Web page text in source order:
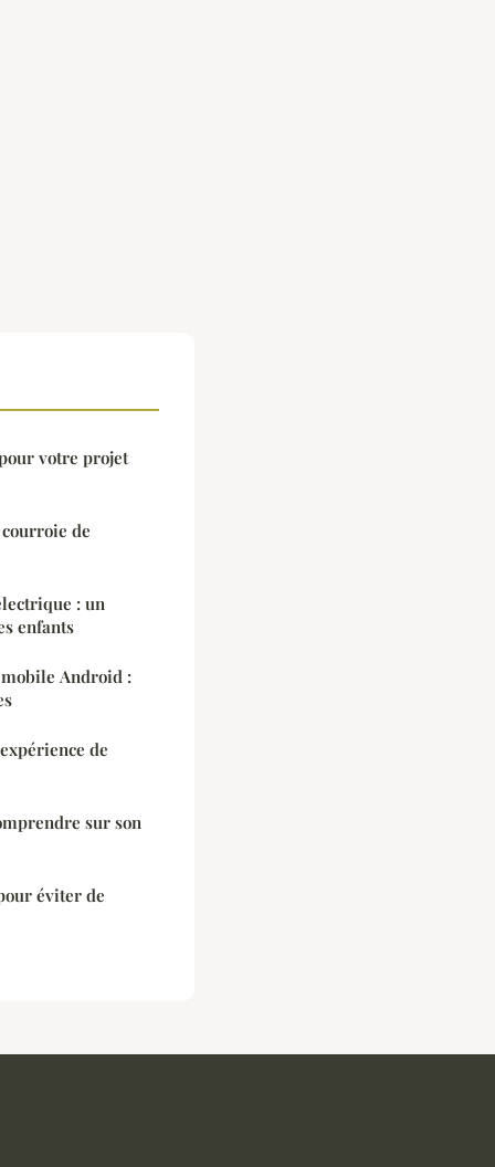
votre projet
de
: un
enfants
Android :
de
sur son
éviter de